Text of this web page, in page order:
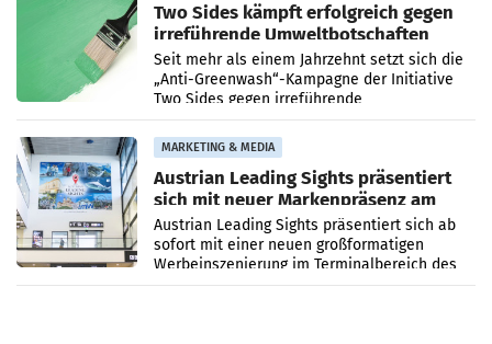
Two Sides kämpft erfolgreich gegen
irreführende Umweltbotschaften
beim Papiereinsatz
Seit mehr als einem Jahrzehnt setzt sich die
„Anti-Greenwash“-Kampagne der Initiative
Two Sides gegen irreführende
Umweltaussagen bei Papierkommunikation
und papierbasierten Verpackungen
MARKETING & MEDIA
Austrian Leading Sights präsentiert
sich mit neuer Markenpräsenz am
Flughafen Wien
Austrian Leading Sights präsentiert sich ab
sofort mit einer neuen großformatigen
Werbeinszenierung im Terminalbereich des
Flughafen Wien. Die Präsenz befindet sich im